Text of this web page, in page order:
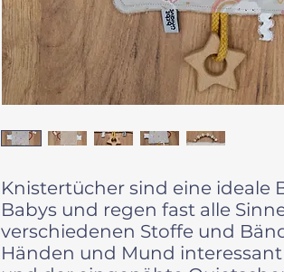
Knistertücher sind eine ideale
Babys und regen fast alle
verschiedenen Stoffe und
Händen und Mund